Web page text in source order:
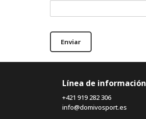
Enviar
Línea de información
+421 919 282 306
info@domivosport.es